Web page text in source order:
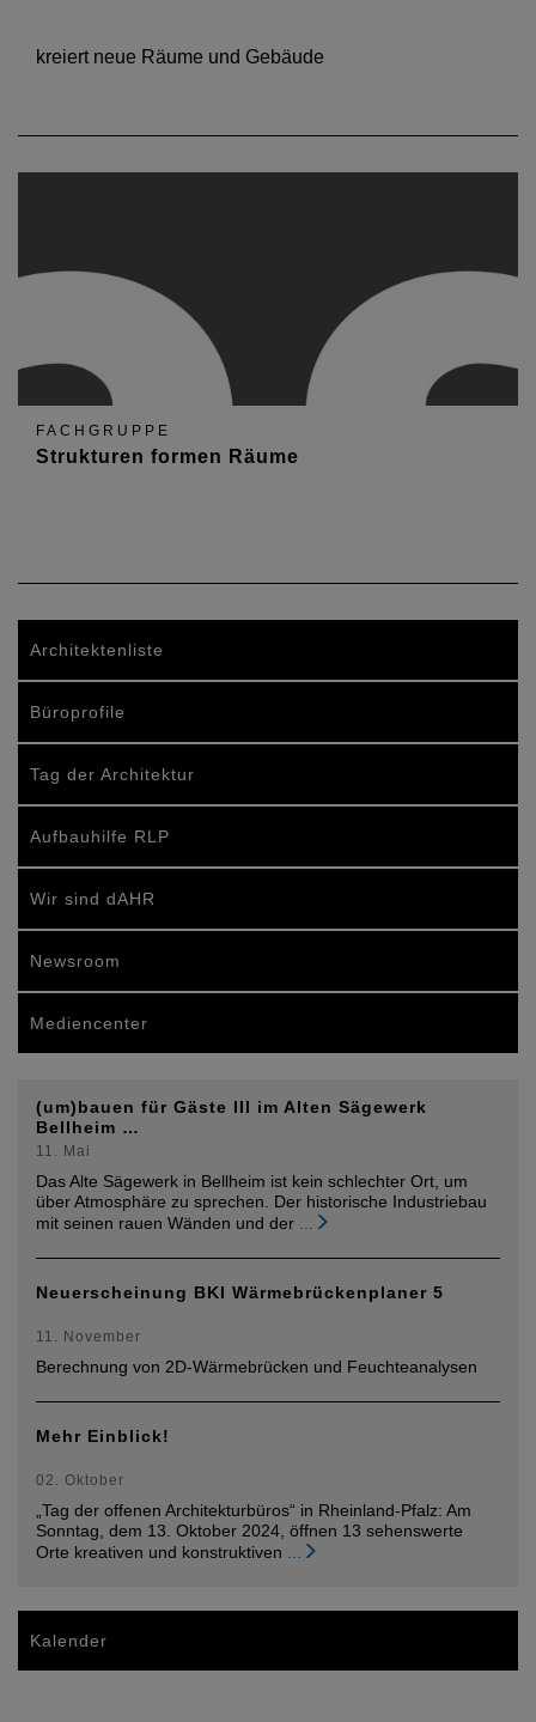
kreiert neue Räume und Gebäude
FACHGRUPPE
Strukturen formen Räume
Architektenliste
Büroprofile
Tag der Architektur
Aufbauhilfe RLP
Wir sind dAHR
Newsroom
Mediencenter
(um)bauen für Gäste III im Alten Sägewerk
Bellheim …
11. Mai
Das Alte Sägewerk in Bellheim ist kein schlechter Ort, um
über Atmosphäre zu sprechen. Der historische Industriebau
mit seinen rauen Wänden und der
Neuerscheinung BKI Wärmebrückenplaner 5
11. November
Berechnung von 2D-Wärmebrücken und Feuchteanalysen
Mehr Einblick!
02. Oktober
„Tag der offenen Architekturbüros“ in Rheinland-Pfalz: Am
Sonntag, dem 13. Oktober 2024, öffnen 13 sehenswerte
Orte kreativen und konstruktiven
Kalender